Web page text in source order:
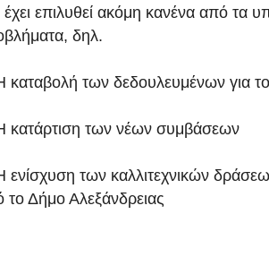
έχει επιλυθεί ακόμη κανένα από τα
δηλ.
καταβολή των δεδουλευμένων για
κατάρτιση των νέων συμβάσεων
ενίσχυση των καλλιτεχνικών
το Δήμο Αλεξάνδρειας